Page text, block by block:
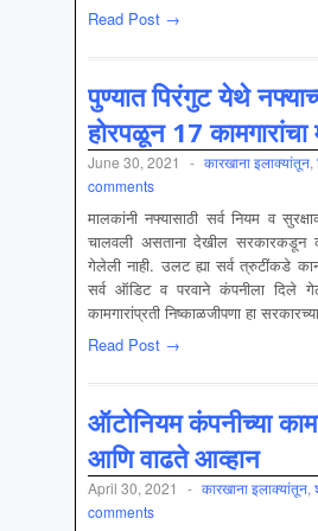
Read Post →
पुण्यात पिरंगुट येथे
होरपळून 17 कामगारांचा
June 30, 2021 - कारखाना इलाक्यांतून,
comments
मालकांनी नफ्यासाठी सर्व नियम व
चालवली असताना देखील सरकारकडून
गेलेली नाही. उलट ह्या सर्व त्रुटींकडे
सर्व ऑडिट व परवाने कंपनीला दिले
कामगारांप्रती निष्काळजीपणा हा
Read Post →
ऑटोनियम कंपनीच्या
आणि वाढते आव्हान
April 30, 2021 - कारखाना इलाक्यांतून,
comments